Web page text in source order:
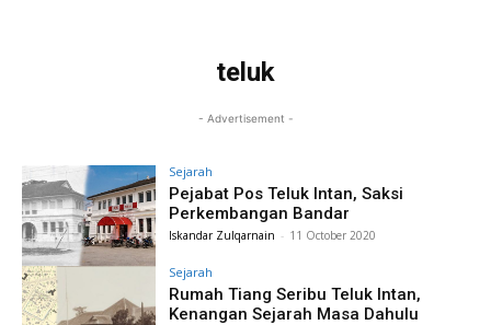
teluk
- Advertisement -
Sejarah
Pejabat Pos Teluk Intan, Saksi
Perkembangan Bandar
Iskandar Zulqarnain - 11 October 2020
Sejarah
Rumah Tiang Seribu Teluk Intan,
Kenangan Sejarah Masa Dahulu